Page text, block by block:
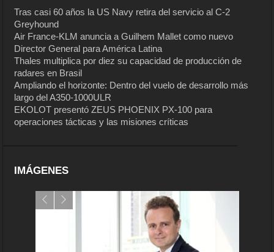
Tras casi 60 años la US Navy retira del servicio al C-2
Greyhound
Air France-KLM anuncia a Guilhem Mallet como nuevo
Director General para América Latina
Thales multiplica por diez su capacidad de producción de
radares en Brasil
Ampliando el horizonte: Dentro del vuelo de desarrollo más
largo del A350-1000ULR
EKOLOT presentó ZEUS PHOENIX PX-100 para
operaciones tácticas y las misiones críticas
IMÁGENES